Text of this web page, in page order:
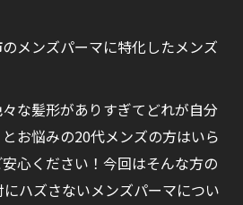
メンズパーマに特化したメンズ
々な髪形がありすぎてどれが自分
お悩みの20代メンズの方はいら
心ください！今回はそんな方の
ハズさないメンズパーマについ